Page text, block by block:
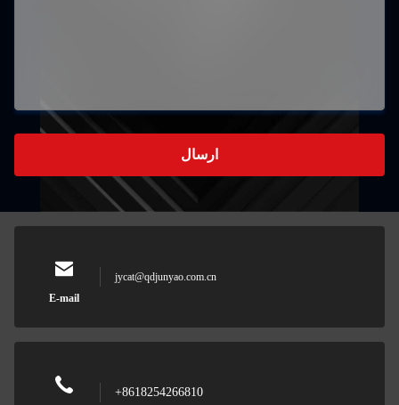
ارسال
E-mail
jycat@qdjunyao.com.cn
+8618254266810